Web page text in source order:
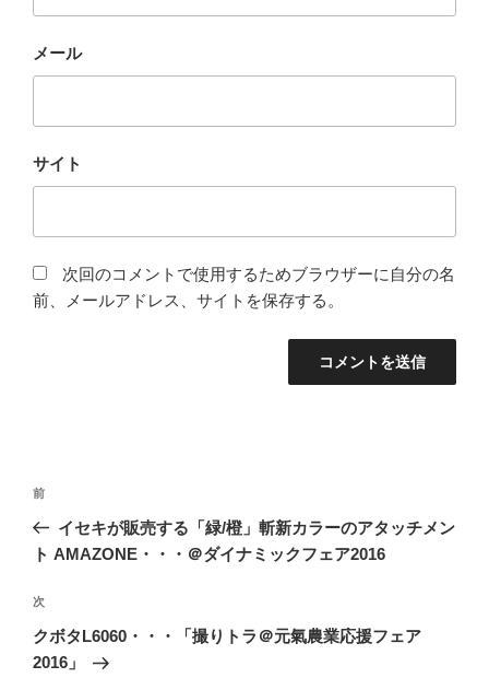
メール
サイト
次回のコメントで使用するためブラウザーに自分の名
前、メールアドレス、サイトを保存する。
投
ナ
ゲ
ー
シ
前
の
投
前
イセキが販売する「緑/橙」斬新カラーのアタッチメン
ト AMAZONE・・・＠ダイナミックフェア2016
次
の
投
次
クボタL6060・・・「撮りトラ＠元氣農業応援フェア
2016」